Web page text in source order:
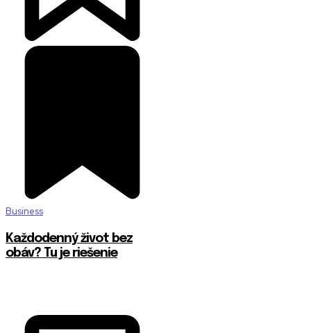
Business
Každodenný život bez
obáv? Tu je riešenie